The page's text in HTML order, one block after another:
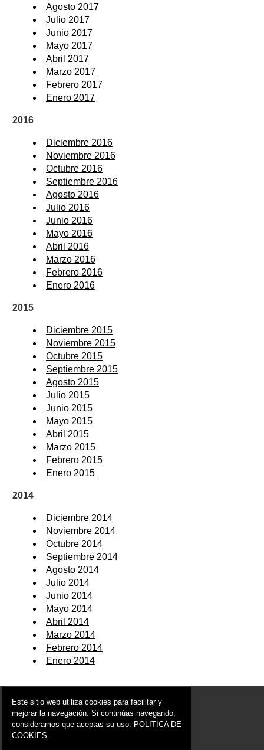
Agosto 2017
Julio 2017
Junio 2017
Mayo 2017
Abril 2017
Marzo 2017
Febrero 2017
Enero 2017
2016
Diciembre 2016
Noviembre 2016
Octubre 2016
Septiembre 2016
Agosto 2016
Julio 2016
Junio 2016
Mayo 2016
Abril 2016
Marzo 2016
Febrero 2016
Enero 2016
2015
Diciembre 2015
Noviembre 2015
Octubre 2015
Septiembre 2015
Agosto 2015
Julio 2015
Junio 2015
Mayo 2015
Abril 2015
Marzo 2015
Febrero 2015
Enero 2015
2014
Diciembre 2014
Noviembre 2014
Octubre 2014
Septiembre 2014
Agosto 2014
Julio 2014
Junio 2014
Mayo 2014
Abril 2014
Marzo 2014
Febrero 2014
Enero 2014
© 2006 - 2026 Portal de Alguazas Noticias
info@portaldealguazas.es
Síguenos en:
Este sitio web utiliza cookies para facilitar y
mejorar la navegación. Si continúas navegando,
consideramos que aceptas su uso. POLITICA DE
COOKIES